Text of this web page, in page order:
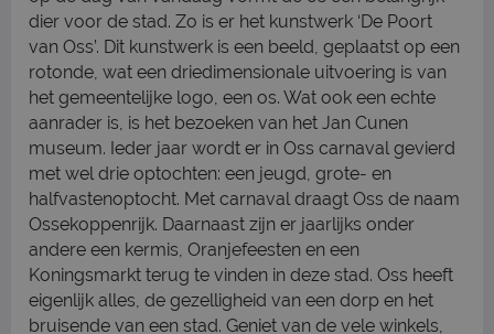
dier voor de stad. Zo is er het kunstwerk ‘De Poort
van Oss’. Dit kunstwerk is een beeld, geplaatst op een
rotonde, wat een driedimensionale uitvoering is van
het gemeentelijke logo, een os. Wat ook een echte
aanrader is, is het bezoeken van het Jan Cunen
museum. Ieder jaar wordt er in Oss carnaval gevierd
met wel drie optochten: een jeugd, grote- en
halfvastenoptocht. Met carnaval draagt Oss de naam
Ossekoppenrijk. Daarnaast zijn er jaarlijks onder
andere een kermis, Oranjefeesten en een
Koningsmarkt terug te vinden in deze stad. Oss heeft
eigenlijk alles, de gezelligheid van een dorp en het
bruisende van een stad. Geniet van de vele winkels,